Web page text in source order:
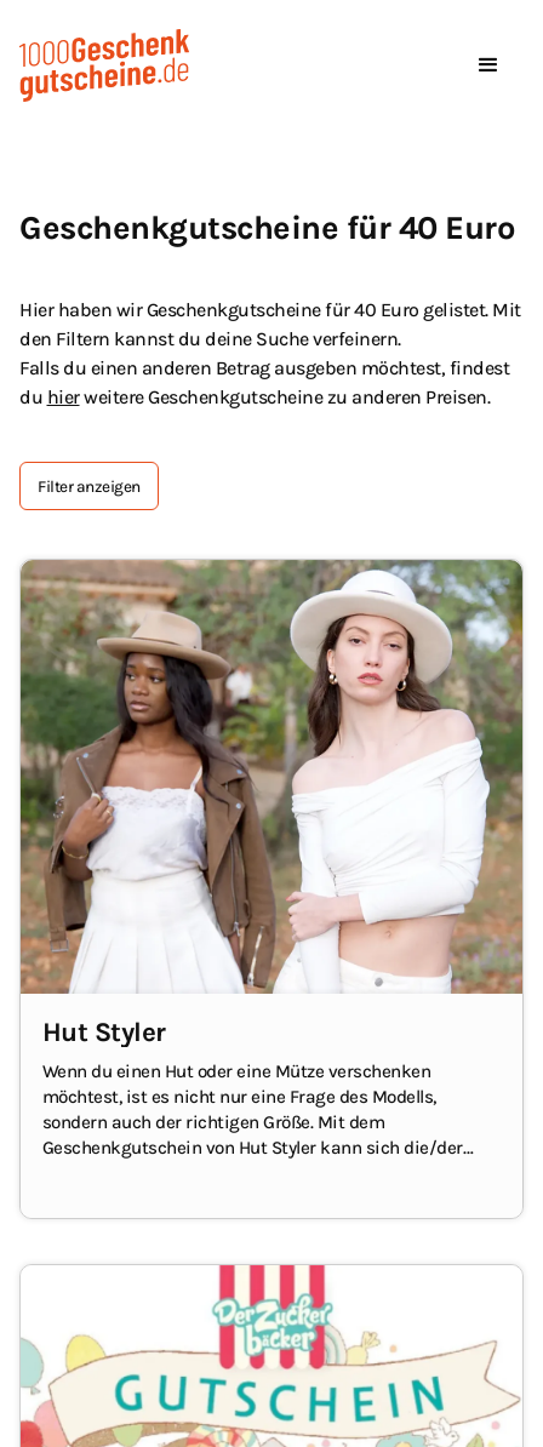
Geschenkgutscheine für 40 Euro
Hier haben wir Geschenkgutscheine für 40 Euro gelistet. Mit
den Filtern kannst du deine Suche verfeinern.
Falls du einen anderen Betrag ausgeben möchtest, findest
du hierweitere Geschenkgutscheine zu anderen Preisen.
Filter anzeigen
Hut Styler
Wenn du einen Hut oder eine Mütze verschenken
möchtest, ist es nicht nur eine Frage des Modells,
sondern auch der richtigen Größe. Mit dem
Geschenkgutschein von Hut Styler kann sich die/der
diesbezüglich keinen Kopf machen ;-)